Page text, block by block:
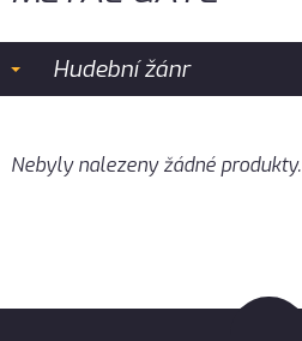
Hudební žánr
Nebyly nalezeny žádné produkty.